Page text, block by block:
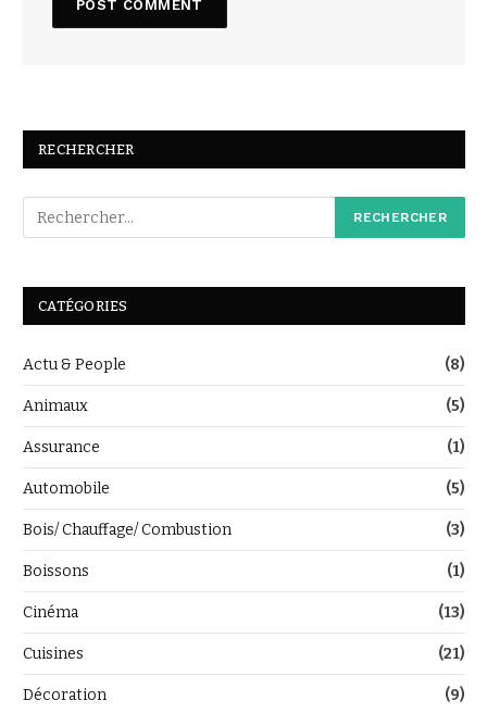
RECHERCHER
CATÉGORIES
Actu & People (8)
Animaux (5)
Assurance (1)
Automobile (5)
Bois/ Chauffage/ Combustion (3)
Boissons (1)
Cinéma (13)
Cuisines (21)
Décoration (9)